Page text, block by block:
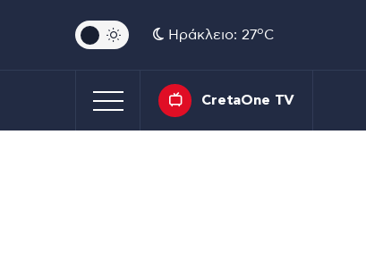
Ηράκλειο: 27oC
CretaOne TV